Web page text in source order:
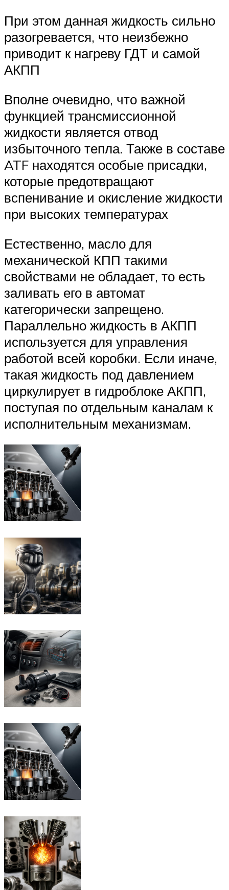
При этом данная жидкость сильно
разогревается, что неизбежно
приводит к нагреву ГДТ и самой
АКПП
Вполне очевидно, что важной
функцией трансмиссионной
жидкости является отвод
избыточного тепла. Также в составе
ATF находятся особые присадки,
которые предотвращают
вспенивание и окисление жидкости
при высоких температурах
Естественно, масло для
механической КПП такими
свойствами не обладает, то есть
заливать его в автомат
категорически запрещено.
Параллельно жидкость в АКПП
используется для управления
работой всей коробки. Если иначе,
такая жидкость под давлением
циркулирует в гидроблоке АКПП,
поступая по отдельным каналам к
исполнительным механизмам.